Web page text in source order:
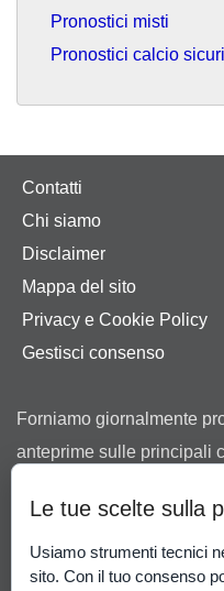
Pronostici misti
Pronostici calcio sicuri
Contatti
Chi siamo
Disclaimer
Mappa del sito
Privacy e Cookie Policy
Gestisci consenso
Forniamo giornalmente
anteprime sulle principali
bookmaker in possesso
operare in Italia rilasciata
Monopoli.
Le tue scelte sulla
Usiamo strumenti tecnici
sito. Con il tuo consenso